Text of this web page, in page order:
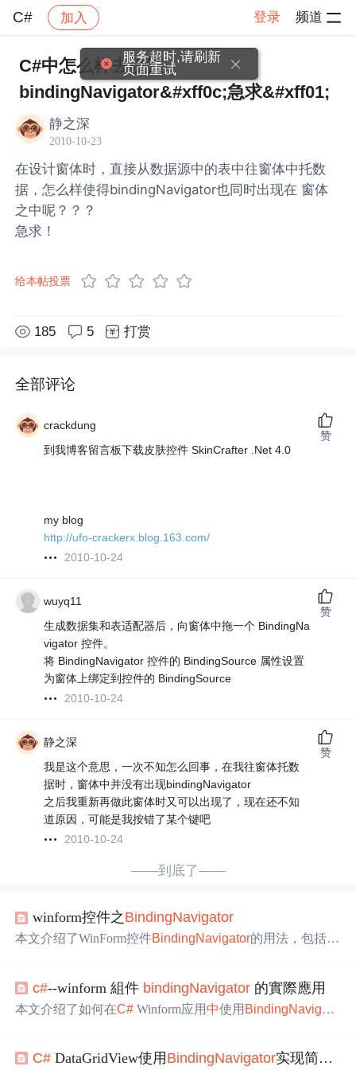
C# 加入 登录 频道
社区 C# 帖子详情
C#中怎么样去设置
bindingNavigator&#xff0c;急求&#xff01;
静之深
2010-10-23
在设计窗体时，直接从数据源中的表中往窗体中托数
据，怎么样使得bindingNavigator也同时出现在 窗体
之中呢？？？
急求！
给本帖投票
185 5 打赏
全部评论
crackdung
到我博客留言板下载皮肤控件 SkinCrafter .Net 4.0
my blog
http://ufo-crackerx.blog.163.com/
2010-10-24
赞
wuyq11
生成数据集和表适配器后，向窗体中拖一个 BindingNa
vigator 控件。
将 BindingNavigator 控件的 BindingSource 属性设置
为窗体上绑定到控件的 BindingSource
2010-10-24
赞
静之深
我是这个意思，一次不知怎么回事，在我往窗体托数
据时，窗体中并没有出现bindingNavigator
之后我重新再做此窗体时又可以出现了，现在还不知
道原因，可能是我按错了某个键吧
2010-10-24
赞
——到底了——
winform控件之 BindingNavigator
本文介绍了WinForm控件BindingNavigator的用法，包括界
作。同时，文章展示了如何结合BindingSource和自定义数
据实现联动显示。
c#--winform 組件 bindingNavigator 的實際應用
本文介绍了如何在C# Winform应用 中使用 BindingNavigato
库读取数据填充到dataGridView和textbox的过程。
C# DataGridView使用 BindingNavigator实现简单分页功能
服务超时,请刷新
页面重试